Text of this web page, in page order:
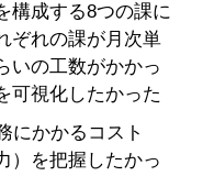
構成する8つの課に
ぞれの課が月次単
いの工数がかかっ
可視化したかった
にかかるコスト
）を把握したかっ